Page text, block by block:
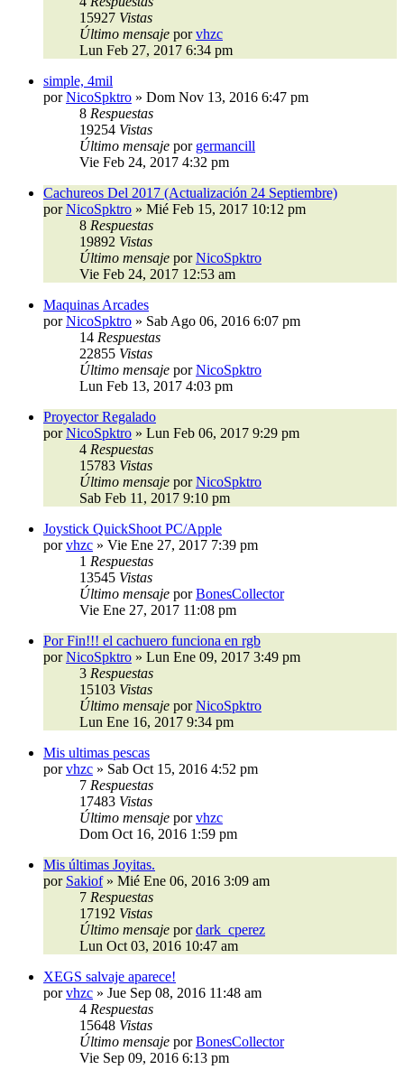
15927 Vistas
Último mensaje porvhzc
Lun Feb 27, 2017 6:34 pm
simple, 4mil
porNicoSpktro » Dom Nov 13, 2016 6:47 pm
8 Respuestas
19254 Vistas
Último mensaje por germancill
Vie Feb 24, 2017 4:32 pm
Cachureos Del 2017 (Actualización 24 Septiembre)
porNicoSpktro » Mié Feb 15, 2017 10:12 pm
8 Respuestas
19892 Vistas
Último mensaje porNicoSpktro
Vie Feb 24, 2017 12:53 am
Maquinas Arcades
porNicoSpktro » Sab Ago 06, 2016 6:07 pm
14 Respuestas
22855 Vistas
Último mensaje porNicoSpktro
Lun Feb 13, 2017 4:03 pm
Proyector Regalado
porNicoSpktro » Lun Feb 06, 2017 9:29 pm
4 Respuestas
15783 Vistas
Último mensaje porNicoSpktro
Sab Feb 11, 2017 9:10 pm
Joystick QuickShoot PC/Apple
porvhzc » Vie Ene 27, 2017 7:39 pm
1 Respuestas
13545 Vistas
Último mensaje porBonesCollector
Vie Ene 27, 2017 11:08 pm
Por Fin!!! el cachuero funciona en rgb
porNicoSpktro » Lun Ene 09, 2017 3:49 pm
3 Respuestas
15103 Vistas
Último mensaje porNicoSpktro
Lun Ene 16, 2017 9:34 pm
Mis ultimas pescas
porvhzc » Sab Oct 15, 2016 4:52 pm
7 Respuestas
17483 Vistas
Último mensaje porvhzc
Dom Oct 16, 2016 1:59 pm
Mis últimas Joyitas.
por Sakiof» Mié Ene 06, 2016 3:09 am
7 Respuestas
17192 Vistas
Último mensaje pordark_cperez
Lun Oct 03, 2016 10:47 am
XEGS salvaje aparece!
porvhzc » Jue Sep 08, 2016 11:48 am
4 Respuestas
15648 Vistas
Último mensaje porBonesCollector
Vie Sep 09, 2016 6:13 pm